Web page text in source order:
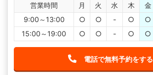
営業時間 月 火 水 木 金
9:00～13:00
○ ○ - ○ ○
15:00～19:00
○ ○ - ○ ○
電話で無料予約をする